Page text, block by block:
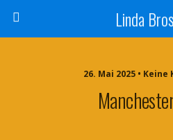
Linda
26. Mai 2025 •